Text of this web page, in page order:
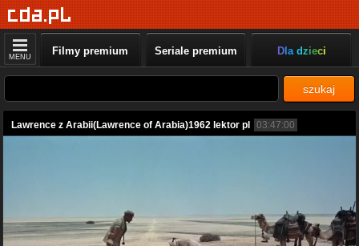
MENU Filmy premium Seriale premium Dla dzieci
szukaj
Lawrence z Arabii(Lawrence of Arabia)1962 lektor pl 03:47:00